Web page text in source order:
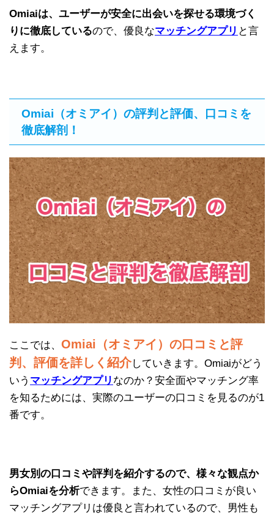
Omiaiは、ユーザーが安全に出会いを探せる環境づく
りに徹底しているので、優良なマッチングアプリ と言
えます。
Omiai（オミアイ）の評判と評価、口コミを
徹底解剖！
ここでは、 Omiai（オミアイ）の口コミと評
判、評価を詳しく紹介していきます。Omiaiがどう
いう マッチングアプリ なのか？安全面やマッチング率
を知るためには、実際のユーザーの口コミを見るのが1
番です。
男女別の口コミや評判を紹介するので、様々な観点か
らOmiaiを分析できます。また、女性の口コミが良い
マッチングアプリは優良と言われているので、男性も